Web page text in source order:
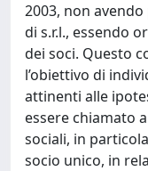
2003, non
di s.r.l., essendo
dei soci. Questo
l’obiettivo di
attinenti alle
essere chiamato
sociali, in
socio unico, in